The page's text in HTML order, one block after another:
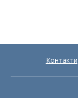
Контакти